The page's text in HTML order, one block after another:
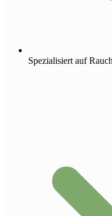
Spezialisiert auf